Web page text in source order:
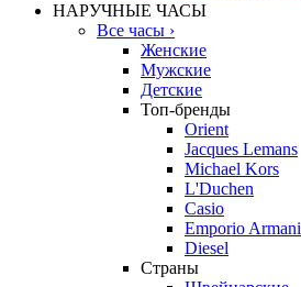
НАРУЧНЫЕ ЧАСЫ
Все часы ›
Женские
Мужские
Детские
Топ-бренды
Orient
Jacques Lemans
Michael Kors
L'Duchen
Casio
Emporio Armani
Diesel
Страны